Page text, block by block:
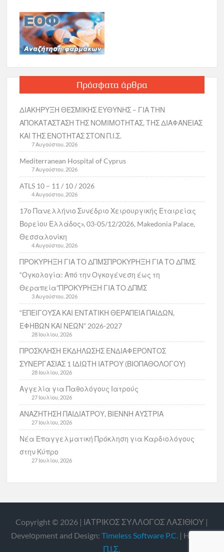
Πρόσφατα άρθρα
ΔΙΑΚΗΡΥΞΗ ΘΕΣΜΙΚΗΣ ΕΥΘΥΝΗΣ – ΓΙΑ ΤΗΝ
ΑΠΟΚΑΤΑΣΤΑΣΗ ΤΗΣ ΝΟΜΙΜΟΤΗΤΑΣ, ΤΗΣ ΔΙΑΦΑΝΕΙΑΣ
ΚΑΙ ΤΗΣ ΕΝΟΤΗΤΑΣ ΣΤΟΝ Π.Ι.Σ.
7 Αυγούστου, 2026
Mediterranean Hospital of Cyprus
7 Αυγούστου, 2026
ATLS 10 – 11 / 10 / 2026
4 Αυγούστου, 2026
17ο Πανελλήνιο Συνέδριο Χειρουργικής Εταιρείας
Βορείου Ελλάδος», 03-05/12/2026, Makedonia Palace,
Θεσσαλονίκη
4 Αυγούστου, 2026
ΠΡΟΚΥΡΗΞΗ ΓΙΑ ΤΟ ΔΠΜΣΠΡΟΚΥΡΗΞΗ ΓΙΑ ΤΟ ΔΠΜΣ
“Ογκολογία: Από την Ογκογένεση έως τη
Θεραπεία”ΠΡΟΚΥΡΗΞΗ ΓΙΑ ΤΟ ΔΠΜΣ
3 Αυγούστου, 2026
“ΕΠΕΙΓΟΥΣΑ ΚΑΙ ΕΝΤΑΤΙΚΗ ΘΕΡΑΠΕΙΑ ΠΑΙΔΩΝ,
ΕΦΗΒΩΝ ΚΑΙ ΝΕΩΝ” 2026-2027
28 Ιουλίου, 2026
ΠΡΟΣΚΛΗΣΗ ΕΚΔΗΛΩΣΗΣ ΕΝΔΙΑΦΕΡΟΝΤΟΣ
ΣΥΝΕΡΓΑΣΙΑΣ 1 ΙΔΙΩΤΗ ΙΑΤΡΟΥ (ΒΙΟΠΑΘΟΛΟΓΟΥ)
28 Ιουλίου, 2026
Αγγελία για Παθολόγους Ιατρούς
27 Ιουλίου, 2026
ΑΝΑΖΗΤΗΣΗ ΠΑΙΔΙΑΤΡΟΥ, ΒΙΕΝΝΗ ΑΥΣΤΡΙΑ
27 Ιουλίου, 2026
Νέα Επαγγελματική Πρόκληση για Καρδιολόγους
στην Κύπρο
27 Ιουλίου, 2026
Copyright © 2026 | ΙΑΤΡΙΚΟΣ ΣΥΛΛΟΓΟΣ ΛΑΣΙΘΙΟΥ |
Develοpment and Design: Timeless Software P.C.| Hosting:
Π.Ι.Σ.